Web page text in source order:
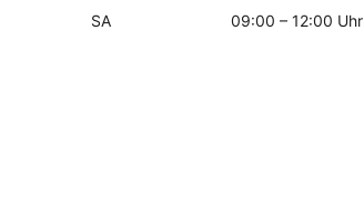
SA 09:00 – 12:00 Uhr